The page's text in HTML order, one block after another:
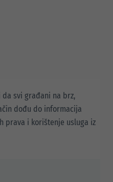
svi građani na brz,
dođu do informacija
prava i korištenje usluga iz